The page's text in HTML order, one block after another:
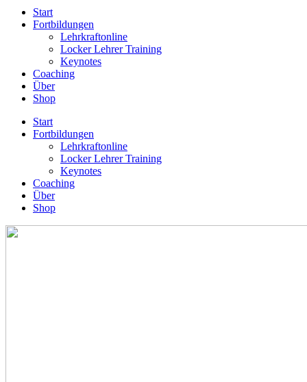
Start
Fortbildungen
Lehrkraftonline
Locker Lehrer Training
Keynotes
Coaching
Über
Shop
Start
Fortbildungen
Lehrkraftonline
Locker Lehrer Training
Keynotes
Coaching
Über
Shop